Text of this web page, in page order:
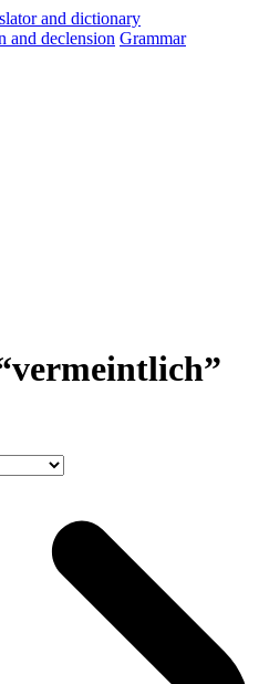
and declension Grammar